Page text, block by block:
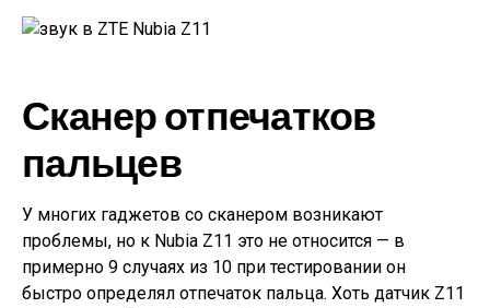
Сканер отпечатков
пальцев
У многих гаджетов со сканером возникают
проблемы, но к Nubia Z11 это не относится — в
примерно 9 случаях из 10 при тестировании он
быстро определял отпечаток пальца. Хоть датчик Z11